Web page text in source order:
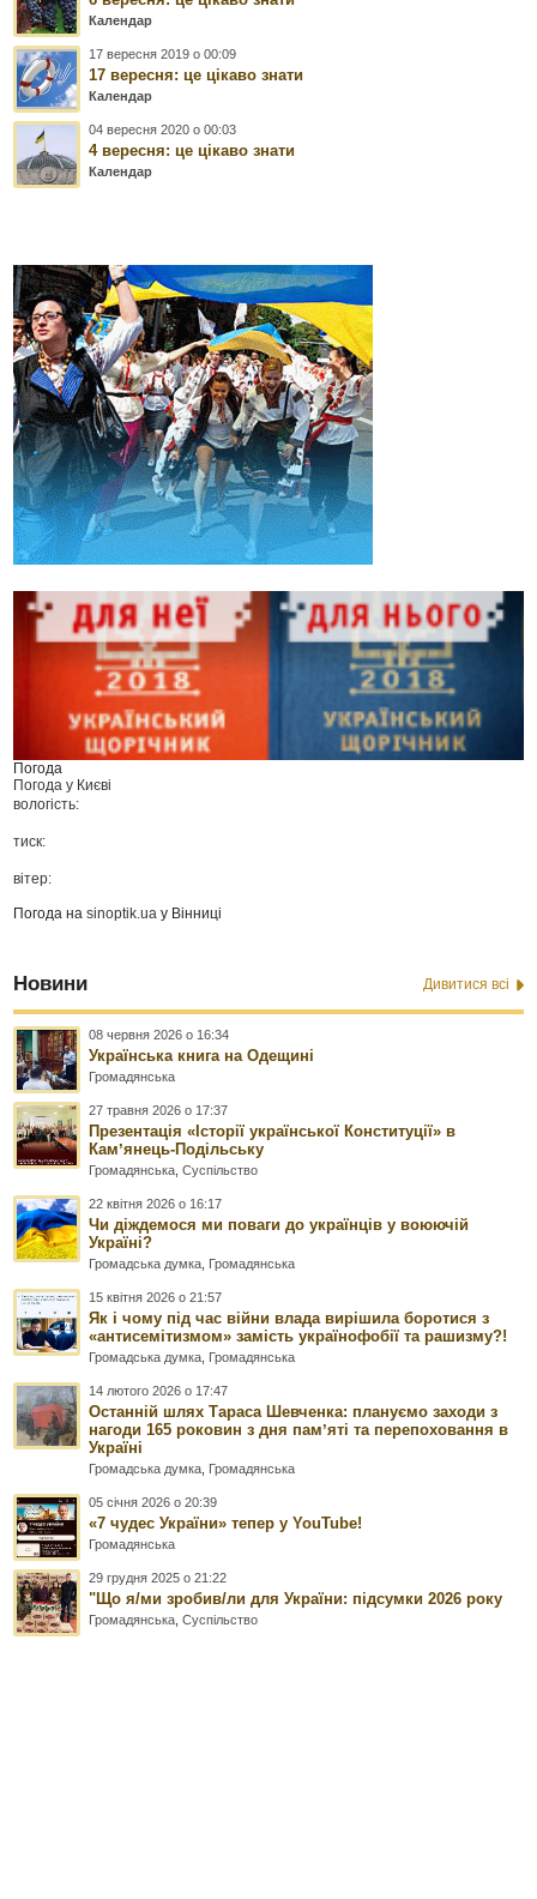
Календар
17 вересня 2019 о 00:09
17 вересня: це цікаво знати
Календар
04 вересня 2020 о 00:03
4 вересня: це цікаво знати
Календар
Погода
Погода у Києві
вологість:
тиск:
вітер:
Погода наsinoptik.ua у Вінниці
Новини Дивитися всі
08 червня 2026 о 16:34
Українська книга на Одещині
Громадянська
27 травня 2026 о 17:37
Презентація «Історії української Конституції» в
Камʼянець-Подільську
Громадянська ,Суспільство
22 квітня 2026 о 16:17
Чи діждемося ми поваги до українців у воюючій
Україні?
Громадська думка Громадянська
15 квітня 2026 о 21:57
Як і чому під час війни влада вирішила боротися з
«антисемітизмом» замість українофобії та рашизму?!
Громадська думка Громадянська
14 лютого 2026 о 17:47
Останній шлях Тараса Шевченка: плануємо заходи з
нагоди 165 роковин з дня памʼяті та перепоховання в
Україні
Громадська думка Громадянська
05 січня 2026 о 20:39
«7 чудес України» тепер у YouTube!
Громадянська
29 грудня 2025 о 21:22
"Що я/ми зробив/ли для України: підсумки 2026 року
Громадянська ,Суспільство